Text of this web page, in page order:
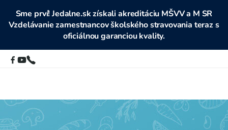
Sme prví! Jedalne.sk získali akreditáciu MŠVV a M SR
Vzdelávanie zamestnancov školského stravovania teraz s
oficiálnou garanciou kvality.